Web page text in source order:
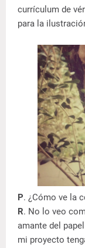
currículum de
para la
P. ¿Cómo ve la
R. No lo veo
amante del
mi proyecto